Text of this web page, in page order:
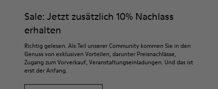
Sale: Jetzt zusätzlich 10% Nachlass
erhalten
Richtig gelesen. Als Teil unserer Community kommen Sie in den
Genuss von exklusiven Vorteilen, darunter Preisnachlässe,
Zugang zum Vorverkauf, Veranstaltungseinladungen. Und das ist
erst der Anfang.